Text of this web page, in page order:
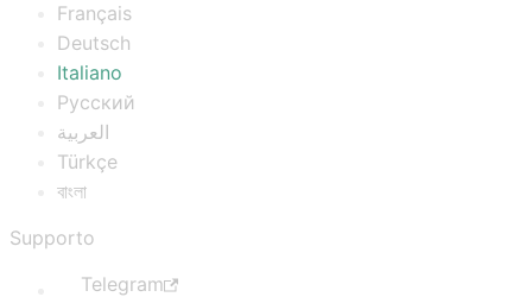
Français
Deutsch
Italiano
Русский
العربية
Türkçe
বাংলা
Supporto
Telegram